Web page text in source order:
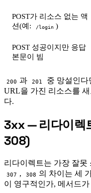
POST가 리소스 없는 액
션(예:
/login )
POST 성공이지만 응답
본문이 빔
200 과 201
중 망설인다
URL을 가진 리소스를
다.
#
3xx — 리다이렉
308)
리다이렉트는 가장 잘못
307 , 308 의 차이는 세
이 영구적인가, 메서드